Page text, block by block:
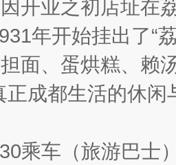
开业之初店址在
年开始挂出了“
面、蛋烘糕、赖
正成都生活的休
乘车（旅游巴士